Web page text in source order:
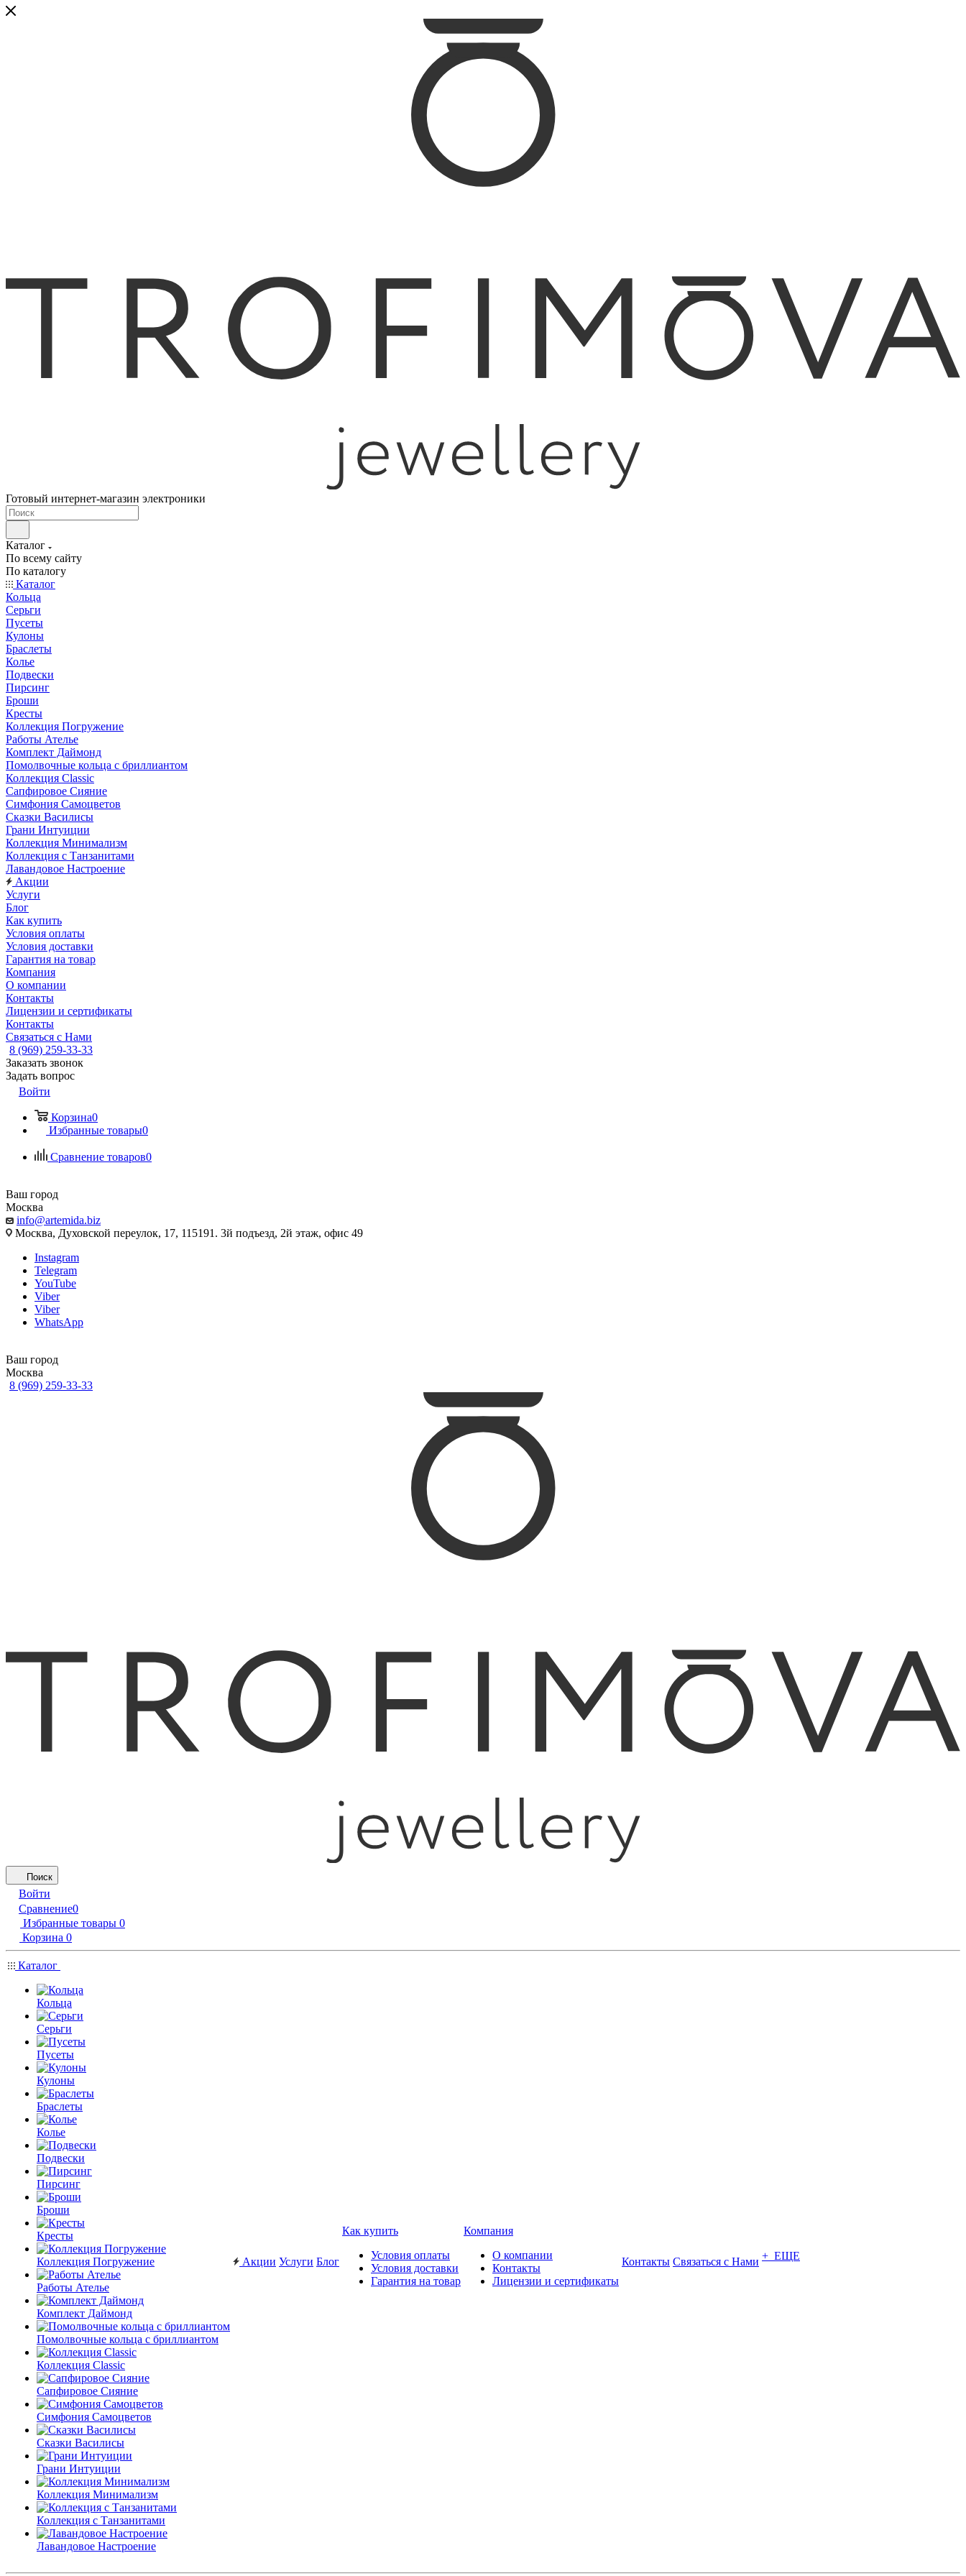
Готовый интернет-магазин электроники
Каталог
По всему сайту
По каталогу
Каталог
Кольца
Серьги
Пусеты
Кулоны
Браслеты
Колье
Подвески
Пирсинг
Броши
Кресты
Коллекция Погружение
Работы Ателье
Комплект Даймонд
Помолвочные кольца с бриллиантом
Коллекция Classic
Сапфировое Сияние
Симфония Самоцветов
Сказки Василисы
Грани Интуиции
Коллекция Минимализм
Коллекция с Танзанитами
Лавандовое Настроение
Акции
Услуги
Блог
Как купить
Условия оплаты
Условия доставки
Гарантия на товар
Компания
О компании
Контакты
Лицензии и сертификаты
Контакты
Связаться с Нами
8 (969) 259-33-33
Заказать звонок
Задать вопрос
Войти
Корзина0
Избранные товары0
Сравнение товаров0
Ваш город
Москва
info@artemida.biz
Москва, Духовской переулок, 17, 115191. 3й подъезд, 2й этаж, офис 49
Instagram
Telegram
YouTube
Viber
Viber
WhatsApp
Ваш город
Москва
8 (969) 259-33-33
Поиск
Войти
Сравнение0
Избранные товары 0
Корзина 0
Каталог
Кольца
Серьги
Пусеты
Кулоны
Браслеты
Колье
Подвески
Пирсинг
Броши
Кресты
Коллекция Погружение
Работы Ателье
Комплект Даймонд
Помолвочные кольца с бриллиантом
Коллекция Classic
Сапфировое Сияние
Симфония Самоцветов
Сказки Василисы
Грани Интуиции
Коллекция Минимализм
Коллекция с Танзанитами
Лавандовое Настроение
Акции Услуги Блог
Как купить
Условия оплаты
Условия доставки
Гарантия на товар
Компания
О компании
Контакты
Лицензии и сертификаты
Контакты Связаться с Нами + ЕЩЕ